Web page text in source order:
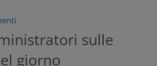
sulle
giorno